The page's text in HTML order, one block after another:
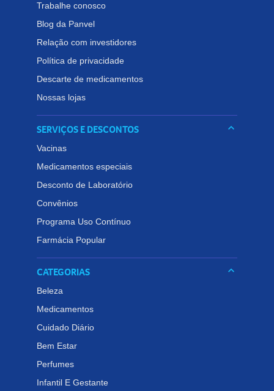
Conheça outros produtos relacionados a
na Panvel Farmácias e e
xplore nossa linha completa de
Trabalhe conosco
Blog da Panvel
Relação com investidores
Política de privacidade
Descarte de medicamentos
Nossas lojas
SERVIÇOS E DESCONTOS keyboard_arrow_down
Vacinas
Medicamentos especiais
Desconto de Laboratório
Convênios
Programa Uso Contínuo
Farmácia Popular
CATEGORIAS keyboard_arrow_down
Beleza
Medicamentos
Cuidado Diário
Bem Estar
Perfumes
Infantil E Gestante